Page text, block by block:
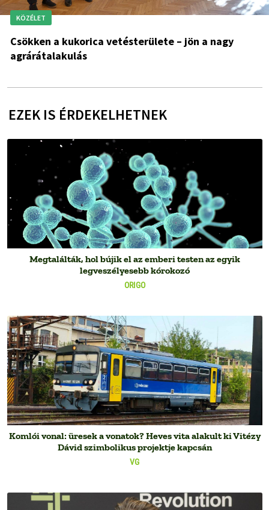
KÖZÉLET
Csökken a kukorica vetésterülete – jön a nagy
agrárátalakulás
EZEK IS ÉRDEKELHETNEK
ORIGO
Megtalálták, hol bújik el az emberi testen az egyik
legveszélyesebb kórokozó
VG
Komlói vonal: üresek a vonatok? Heves vita alakult ki Vitézy
Dávid szimbolikus projektje kapcsán